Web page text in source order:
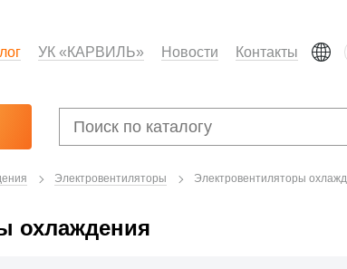
УК «КАРВИЛЬ» Новости Контакты
Электровентиляторы Электровентиляторы
охлаждения